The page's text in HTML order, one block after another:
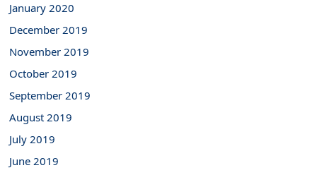
January 2020
December 2019
November 2019
October 2019
September 2019
August 2019
July 2019
June 2019